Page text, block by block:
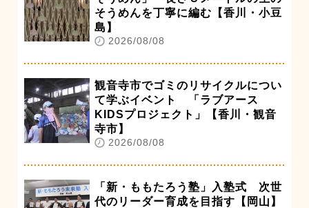
そうめんを丁寧に編む【香川・小豆
島】
2026/08/08
観音寺市でゴミのリサイクルについ
て学ぶイベント 「ラブアース
KIDSプロジェクト」【香川・観音
寺市】
2026/08/08
「新・ももたろう塾」入塾式 次世
代のリーダー育成を目指す【岡山】